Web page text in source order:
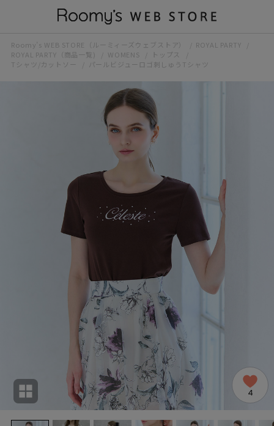
Roomy’s WEB STORE（ルーミィーズウェブストア）
ROYAL PARTY
ROYAL PARTY（商品一覧)
WOMENS
トップス
Tシャツ/カットソー
パールビジューロゴ刺しゅうTシャツ
4